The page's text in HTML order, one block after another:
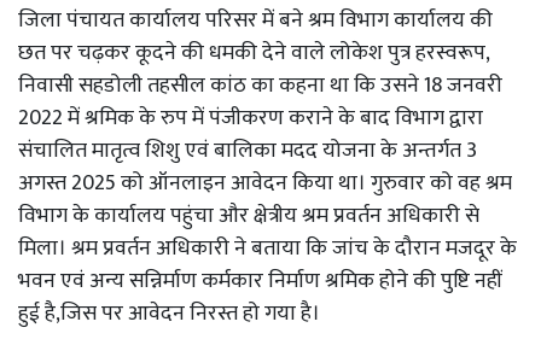
जिला पंचायत कार्यालय परिसर में बने श्रम विभाग कार्यालय की
छत पर चढ़कर कूदने की धमकी देने वाले लोकेश पुत्र हरस्वरूप,
निवासी सहडोली तहसील कांठ का कहना था कि उसने 18 जनवरी
2022 में श्रमिक के रुप में पंजीकरण कराने के बाद विभाग द्वारा
संचालित मातृत्व शिशु एवं बालिका मदद योजना के अन्तर्गत 3
अगस्त 2025 को ऑनलाइन आवेदन किया था। गुरुवार को वह श्रम
विभाग के कार्यालय पहुंचा और क्षेत्रीय श्रम प्रवर्तन अधिकारी से
मिला। श्रम प्रवर्तन अधिकारी ने बताया कि जांच के दौरान मजदूर के
भवन एवं अन्य सन्निर्माण कर्मकार निर्माण श्रमिक होने की पुष्टि नहीं
हुई है,जिस पर आवेदन निरस्त हो गया है।